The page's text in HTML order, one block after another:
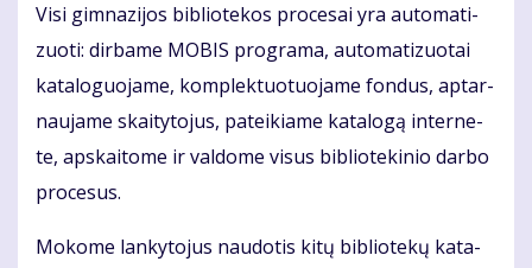
Vi­si gim­na­zi­jos bib­lio­te­kos pro­ce­sai yra au­to­ma­ti­
zuo­ti: dir­ba­me MO­BIS pro­gra­ma, au­to­ma­ti­zuo­tai
ka­ta­lo­guo­ja­me, kom­plek­tuo­tuo­ja­me fon­dus, ap­tar­
nau­ja­me skai­ty­to­jus, pa­tei­kia­me ka­ta­lo­gą in­ter­ne­
te, ap­skai­to­me ir val­do­me vi­sus bib­lio­te­ki­nio dar­bo
pro­ce­sus.
Mo­ko­me lan­ky­to­jus nau­do­tis ki­tų bib­lio­te­kų ka­ta­